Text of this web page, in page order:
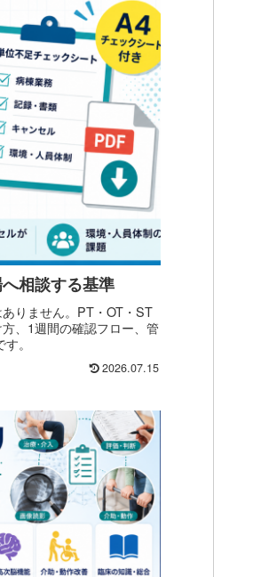
相談する基準
りません。PT・OT・ST
、1週間の確認フロー、管
。
2026.07.15